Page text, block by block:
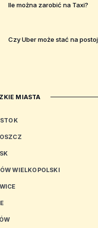
Ile można zarobić na Taxi?
Czy Uber może stać na
MIASTA
WIELKOPOLSKI